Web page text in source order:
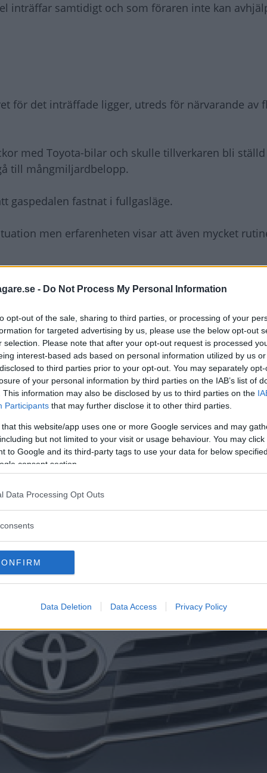
- Do Not Process My Personal Information
opt-out of the sale, sharing to third parties, or processing of your
for targeted advertising by us, please use the below opt-out
selection. Please note that after your opt-out request is processed
interest-based ads based on personal information utilized by us
to third parties prior to your opt-out. You may separately
of your personal information by third parties on the IAB’s list of
This information may also be disclosed by us to third parties on the
Participants that may further disclose it to other third parties.
that this website/app uses one or more Google services and may
but not limited to your visit or usage behaviour. You may
to Google and its third-party tags to use your data for below
consent section.
Data Processing Opt Outs
Data Deletion Data Access Privacy Policy
inträffar samtidigt och som föraren inte kan
för det inträffade ligger, utreds för närvarande av
med Toyota-bilar och skulle tillverkaren bli
till mångmiljardbelopp.
gaspedalen fastnat i fullgasläge.
men erfarenheten visar att även mycket
beslut när exempelvis en Lexus med 350
är svårt då stoppknappen måste vara intryckt i
helt enkelt inte haft sinnesnärvaro att tänka på.
har noterats men detta har inte haft